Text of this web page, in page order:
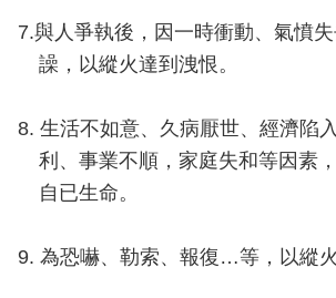
開
公
開
專
統
7.與人爭執後，因一時衝動、氣憤
譟，以縱火達到洩恨。
8. 生活不如意、久病厭世、經濟陷
利、事業不順，家庭失和等因素
自已生命。
9. 為恐嚇、勒索、報復…等，以縱火